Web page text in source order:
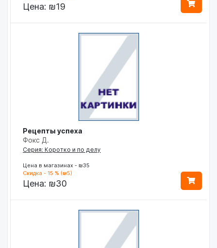
Цена: ₪19
Рецепты успеха
Фокс Д.
Серия: Коротко и по делу
Цена в магазинах - ₪35
Скидка - 15 % (₪5)
Цена: ₪30